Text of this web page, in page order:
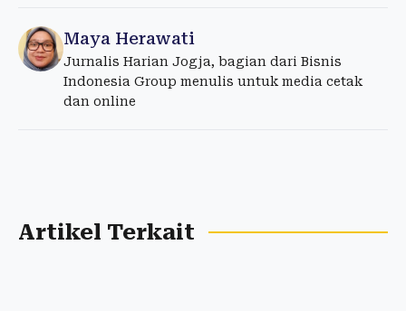
Maya Herawati
Jurnalis Harian Jogja, bagian dari Bisnis
Indonesia Group menulis untuk media cetak
dan online
Artikel Terkait